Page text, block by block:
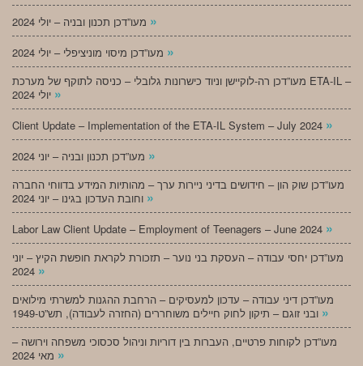
»
»
מעו”דכן רה-לוקיישן וניוד כישרונות גלובלי – כניסה לתוקף של מערכת ETA-IL –
»
Client Update – Implementation of the ETA-IL System – July 2024 »
»
מעו”דכן שוק הון – חידושים בדיני ניירות ערך – מהותיות המידע בדווחי החברה
»
Labor Law Client Update – Employment of Teenagers – June 2024 »
מעו”דכן יחסי עבודה – העסקת בני נוער – תזכורת לקראת חופשת הקיץ – יוני
»
מעו”דכן דיני עבודה – עדכון למעסיקים – הרחבת ההגנות למשרתי מילואים
»
מעו”דכן לקוחות פרטיים, העברות בין דוריות וניהול סכסוכי משפחה וירושה –
»